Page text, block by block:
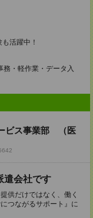
活躍中！
・軽作業・データ入
ビス事業部 （医
遣会社です
供だけではなく、働く
つながるサポート』に